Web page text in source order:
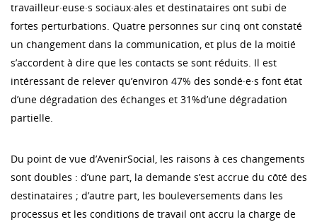
travailleur·euse·s sociaux·ales et destinataires ont subi de
fortes perturbations. Quatre personnes sur cinq ont constaté
un changement dans la communication, et plus de la moitié
s’accordent à dire que les contacts se sont réduits. Il est
intéressant de relever qu’environ 47% des sondé·e·s font état
d’une dégradation des échanges et 31%d’une dégradation
partielle.
Du point de vue d’AvenirSocial, les raisons à ces changements
sont doubles : d’une part, la demande s’est accrue du côté des
destinataires ; d’autre part, les bouleversements dans les
processus et les conditions de travail ont accru la charge de